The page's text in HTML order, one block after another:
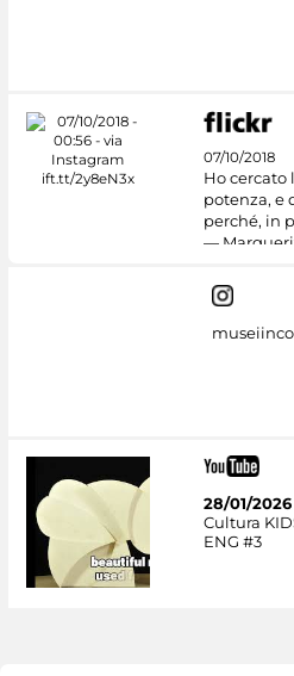
07/10/2018
Ho cercato
potenza, e
perché, in
—
28/01/2026
Cultura
ENG #3